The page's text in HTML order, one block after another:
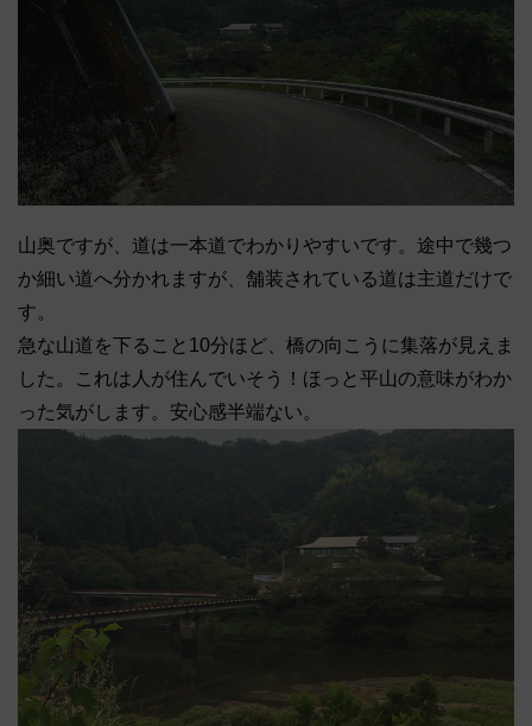
山奥ですが、道は一本道でわかりやすいです。途中で幾つ
か細い道へ分かれますが、舗装されている道は主道だけで
す。
急な山道を下ること10分ほど、橋の向こうに集落が見えま
した。これは人が住んでいそう！ほっと平山の意味がわか
った気がします。安心感半端ない。